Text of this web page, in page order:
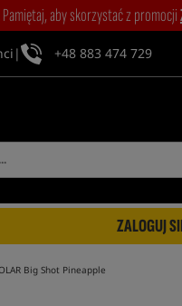
Pamiętaj, aby skorzystać z promocji
| +48 883 474 729
ZALOGUJ
Big Shot Pineapple